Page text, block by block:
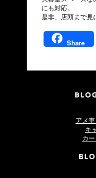
にも対応。
是非、店頭まで見
Share
アメ
キ
カ